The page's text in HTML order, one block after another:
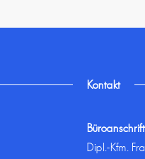
Kontakt
Büroanschrift
Dipl.-Kfm.